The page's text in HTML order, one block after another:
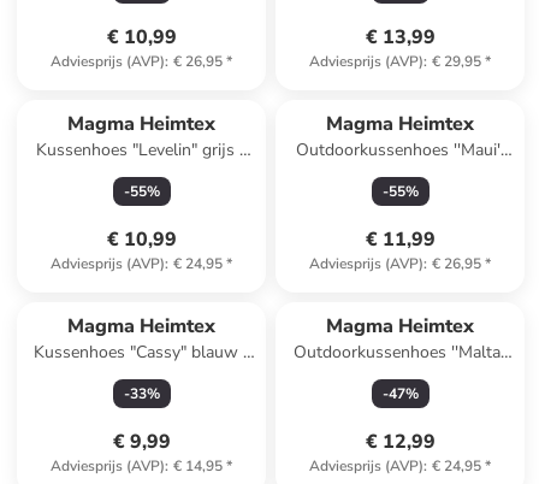
€ 10,99
Adviesprijs (AVP): € 26,95*
€ 13,99
Adviesprijs (AVP): € 29,95*
Magma Heimtex
Kussenhoes "Levelin" grijs -
(L)40 x (B)40 cm
-55%
€ 10,99
Adviesprijs (AVP): € 24,95*
Magma Heimtex
Outdoorkussenhoes ''Maui''
crème/meerkleurig - (L)40 x
(B)40 cm
-55%
€ 11,99
Adviesprijs (AVP): € 26,95*
Magma Heimtex
Kussenhoes "Cassy" blauw -
(L)40 x (B)40 cm
-33%
€ 9,99
Adviesprijs (AVP): € 14,95*
Magma Heimtex
Outdoorkussenhoes ''Malta''
wit/zwart - (L)40 x (B)40 cm
-47%
€ 12,99
Adviesprijs (AVP): € 24,95*